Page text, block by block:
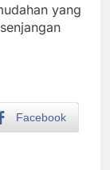
yang
Facebook